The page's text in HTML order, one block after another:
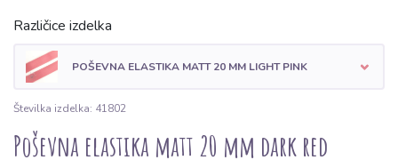
Različice izdelka
POŠEVNA ELASTIKA MATT 20 MM LIGHT PINK
Številka izdelka: 41802
Poševna elastika matt 20 mm dark red